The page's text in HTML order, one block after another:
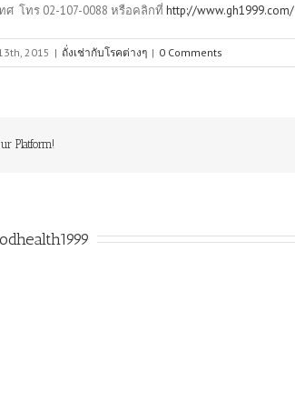
ศ โทร 02-107-0088 หรือคลิกที่ http://www.gh1999.com/
2015 | ถั่งเช่ากับโรคต่างๆ | 0 Comments
Platform!